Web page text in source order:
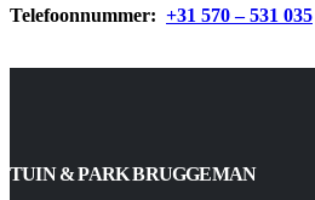
Telefoonnummer: +31 570 – 531 035
TUIN & PARK BRUGGEMAN